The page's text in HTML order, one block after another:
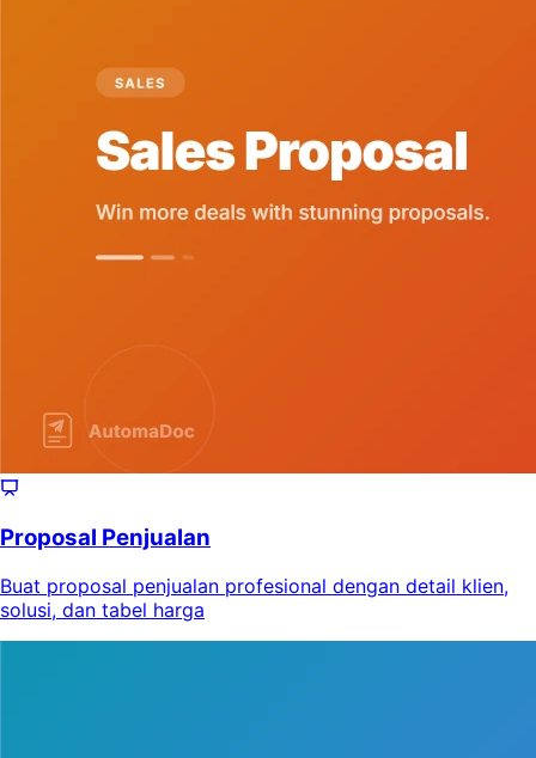
Proposal Penjualan
Buat proposal penjualan profesional dengan detail klien,
solusi, dan tabel harga